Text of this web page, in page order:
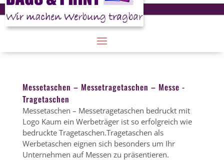
Messetaschen – Messetragetaschen – Messe -
Tragetaschen
Messetaschen – Messetragetaschen bedruckt mit
Logo Kaum ein Werbeträger ist so erfolgreich wie
bedruckte Tragetaschen.Tragetaschen als
Werbetaschen eignen sich besonders um Ihr
Unternehmen auf Messen zu präsentieren.